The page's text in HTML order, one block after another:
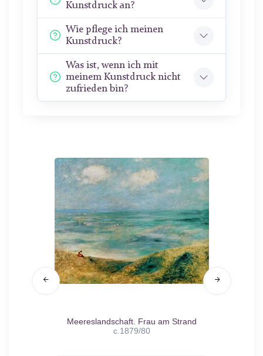
Kunstdruck an?
Wie pflege ich meinen
Kunstdruck?
Was ist, wenn ich mit
meinem Kunstdruck nicht
zufrieden bin?
Meereslandschaft. Frau am Strand
c.1879/80